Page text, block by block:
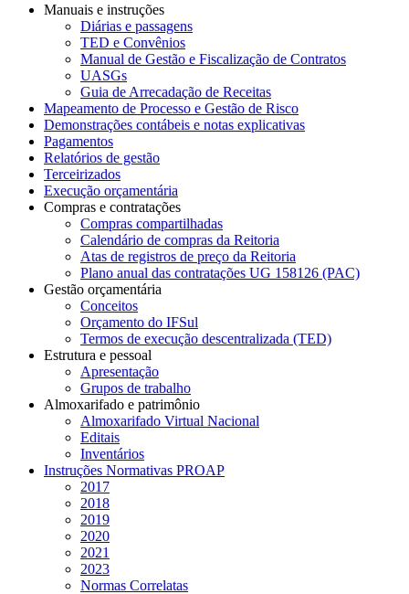
Manuais e instruções
Diárias e passagens
TED e Convênios
Manual de Gestão e Fiscalização de Contratos
UASGs
Guia de Arrecadação de Receitas
Mapeamento de Processo e Gestão de Risco
Demonstrações contábeis e notas explicativas
Pagamentos
Relatórios de gestão
Terceirizados
Execução orçamentária
Compras e contratações
Compras compartilhadas
Calendário de compras da Reitoria
Atas de registros de preço da Reitoria
Plano anual das contratações UG 158126 (PAC)
Gestão orçamentária
Conceitos
Orçamento do IFSul
Termos de execução descentralizada (TED)
Estrutura e pessoal
Apresentação
Grupos de trabalho
Almoxarifado e patrimônio
Almoxarifado Virtual Nacional
Editais
Inventários
Instruções Normativas PROAP
2017
2018
2019
2020
2021
2023
Normas Correlatas